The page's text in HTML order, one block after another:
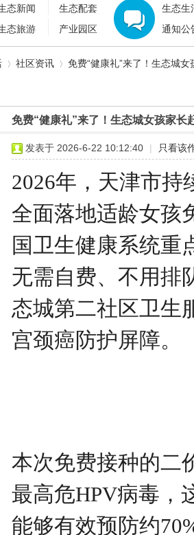
态新闻
生态配套
态旅游 产业园区
生态生
通知公
社区资讯
›
免费“健康礼”来了！生态城
免费“健康礼”来了！生态城女孩家长
发表于 2026-6-22 10:12:40 | 只看该
2026年，天津市
全面落地适龄女孩
国卫生健康系统重
无需自费、不用排
态城第二社区卫生
宫颈癌防护屏障。
本次免费接种的二
最高危HPV病毒，
能够有效预防约